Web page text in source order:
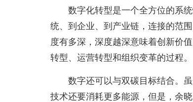
数字化转型是一个全方位的系
统、到企业、到产业链，连接的范
度有多深，深度越深意味着创新价
转型、运营转型和组织变革的过程。
数字还可以与双碳目标结合。
技术还要消耗更多能源，但是，余